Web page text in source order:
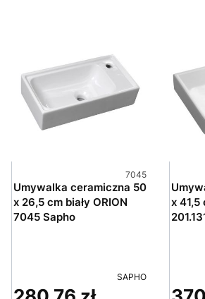
Kod produktu
7045
Umywalka ceramiczna 50
x 26,5 cm biały ORION
7045 Sapho
PRODUCENT
SAPHO
Cena
x 41,5
Cena